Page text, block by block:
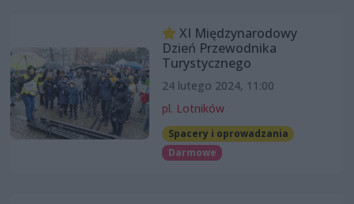
XI Międzynarodowy
Dzień Przewodnika
Turystycznego
24 lutego 2024, 11:00
pl. Lotników
Spacery i oprowadzania
Darmowe